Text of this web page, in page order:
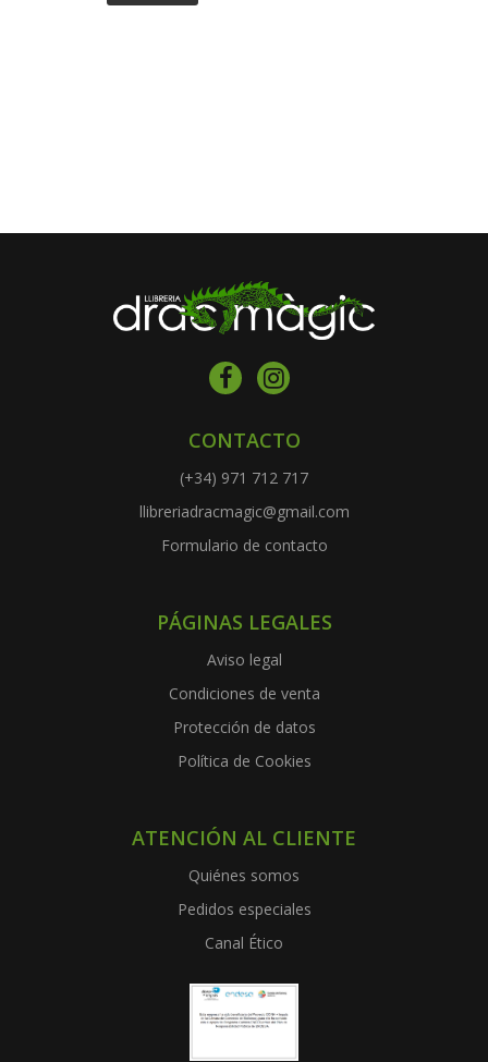
CONTACTO
(+34) 971 712 717
llibreriadracmagic@gmail.com
Formulario de contacto
PÁGINAS LEGALES
Aviso legal
Condiciones de venta
Protección de datos
Política de Cookies
ATENCIÓN AL CLIENTE
Quiénes somos
Pedidos especiales
Canal Ético